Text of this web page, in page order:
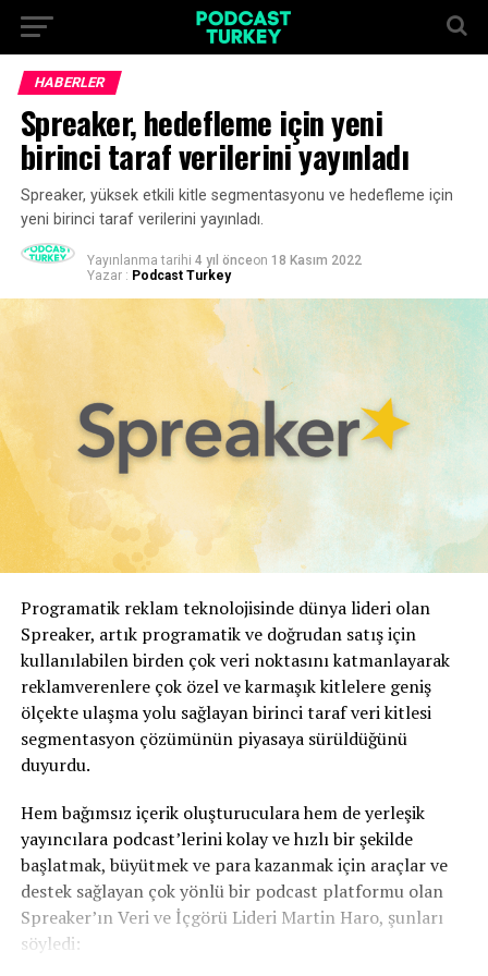
HABERLER
Spreaker, hedefleme için yeni
birinci taraf verilerini yayınladı
Spreaker, yüksek etkili kitle segmentasyonu ve hedefleme için
yeni birinci taraf verilerini yayınladı.
Yayınlanma tarihi 4 yıl önceon 18 Kasım 2022
Yazar : Podcast Turkey
Programatik reklam teknolojisinde dünya lideri olan
Spreaker, artık programatik ve doğrudan satış için
kullanılabilen birden çok veri noktasını katmanlayarak
reklamverenlere çok özel ve karmaşık kitlelere geniş
ölçekte ulaşma yolu sağlayan birinci taraf veri kitlesi
segmentasyon çözümünün piyasaya sürüldüğünü
duyurdu.
Hem bağımsız içerik oluşturuculara hem de yerleşik
yayıncılara podcast’lerini kolay ve hızlı bir şekilde
başlatmak, büyütmek ve para kazanmak için araçlar ve
destek sağlayan çok yönlü bir podcast platformu olan
Spreaker’ın Veri ve İçgörü Lideri Martin Haro, şunları
söyledi: